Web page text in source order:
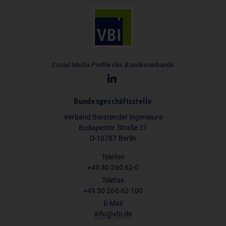
Social Media Profile des Bundesverbands
Bundesgeschäftsstelle
Verband Beratender Ingenieure
Budapester Straße 31
D-10787 Berlin
Telefon
+49 30 260 62-0
Telefax
+49 30 260 62-100
E-Mail
info@vbi.de